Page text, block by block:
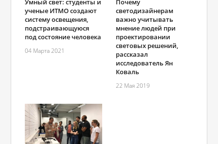
Умный свет: студенты и
ученые ИТМО создают
систему освещения,
подстраивающуюся
под состояние человека
04 Марта 2021
Почему
светодизайнерам
важно учитывать
мнение людей при
проектировании
световых решений,
рассказал
исследователь Ян
Коваль
22 Мая 2019